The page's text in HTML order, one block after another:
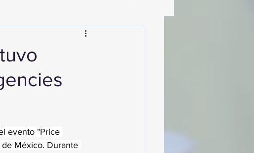
evento "Price
México. Durante